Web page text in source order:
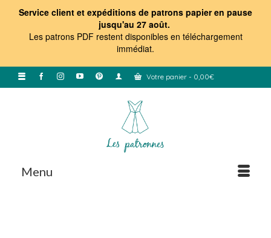
Service client et expéditions de patrons papier en pause
jusqu'au 27 août.
Les patrons PDF restent disponibles en téléchargement
immédiat.
Votre panier - 0,00€
Menu